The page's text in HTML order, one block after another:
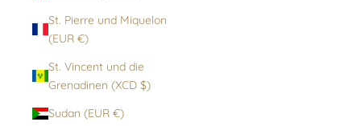
St. Pierre und Miquelon
(EUR €)
St. Vincent und die
Grenadinen (XCD $)
Sudan (EUR €)